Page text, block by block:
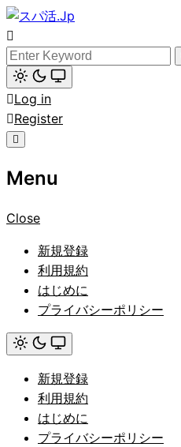
Skip
to
content
スパ活.Jp
Search
for:
Light
mode
(click
to
Log in
Register
Menu
Close
新規登録
利用規約
はじめに
プライバシーポリシー
Light
mode
(click
to
switch
to
dark)
新規登録
利用規約
はじめに
プライバシーポリシー